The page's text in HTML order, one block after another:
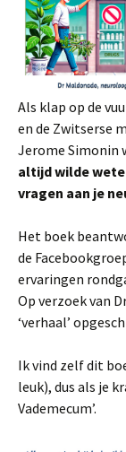
Als klap op de
en de Zwitserse
Jerome Simonin
altijd wilde
vragen aan je
Het boek
de
ervaringen
Op verzoek van
‘verhaal’
Ik vind zelf dit
leuk), dus als je
Vademecum’.